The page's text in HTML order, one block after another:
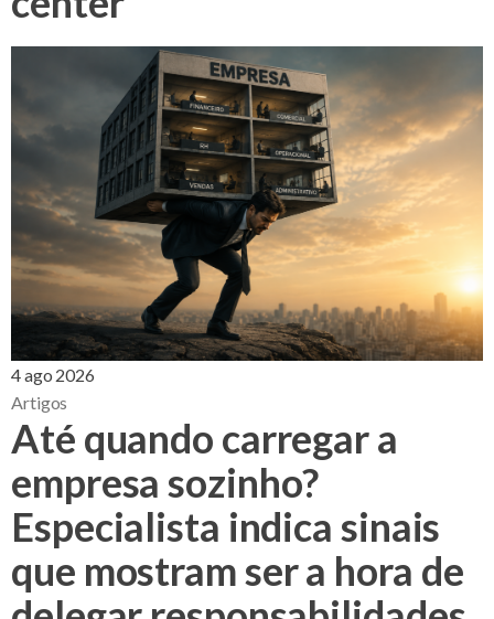
4 ago 2026
Artigos
Até quando carregar a
empresa sozinho?
Especialista indica sinais
que mostram ser a hora de